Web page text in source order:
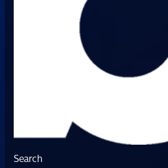
Search